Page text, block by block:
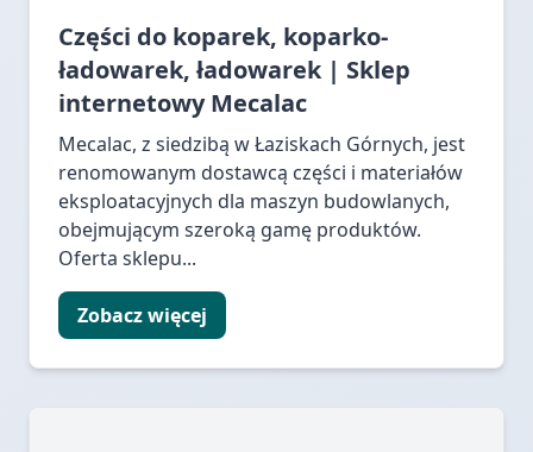
Części do koparek, koparko-
ładowarek, ładowarek | Sklep
internetowy Mecalac
Mecalac, z siedzibą w Łaziskach Górnych, jest
renomowanym dostawcą części i materiałów
eksploatacyjnych dla maszyn budowlanych,
obejmującym szeroką gamę produktów.
Oferta sklepu...
Zobacz więcej